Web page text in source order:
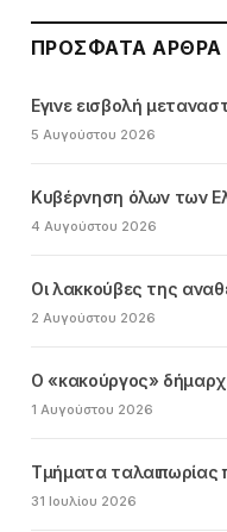
ΠΡΌΣΦΑΤΑ ΆΡΘΡΑ
Εγινε εισβολή
5 Αυγούστου 2026
Κυβέρνηση όλων των
4 Αυγούστου 2026
Οι λακκούβες της
2 Αυγούστου 2026
Ο «κακούργος»
1 Αυγούστου 2026
Τμήματα ταλαιπωρίας
31 Ιουλίου 2026